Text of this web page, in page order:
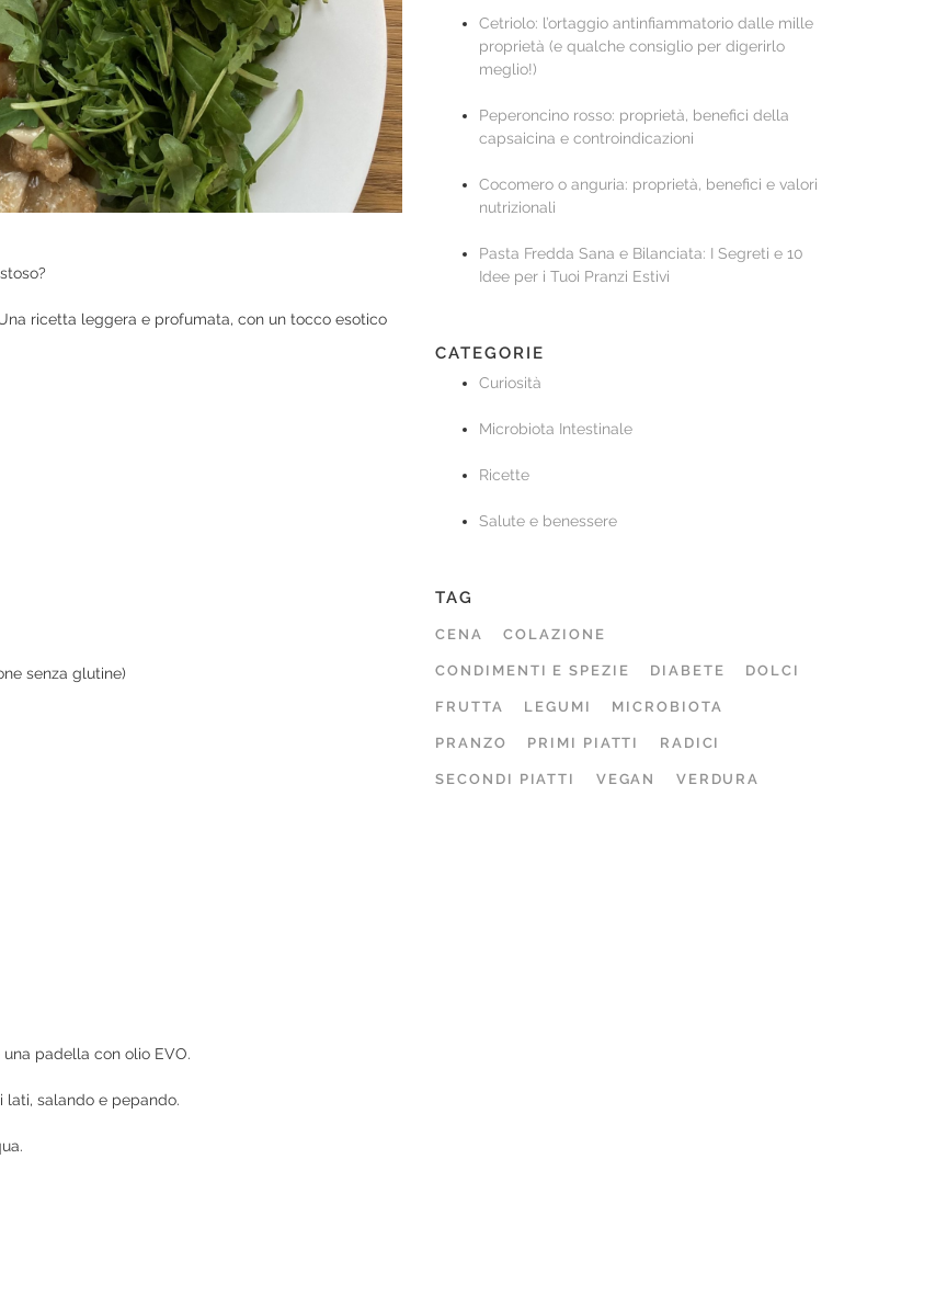
ricetta leggera e profumata, con un tocco esotico
senza glutine)
padella con olio EVO.
salando e pepando.
Cetriolo: l’ortaggio antinfiammatorio dalle mille
proprietà (e qualche consiglio per digerirlo
meglio!)
Peperoncino rosso: proprietà, benefici della
capsaicina e controindicazioni
Cocomero o anguria: proprietà, benefici e valori
nutrizionali
Pasta Fredda Sana e Bilanciata: I Segreti e 10
Idee per i Tuoi Pranzi Estivi
CATEGORIE
Curiosità
Microbiota Intestinale
Ricette
Salute e benessere
TAG
CENA COLAZIONE
CONDIMENTI E SPEZIE DIABETE DOLCI
FRUTTA LEGUMI MICROBIOTA
PRANZO PRIMI PIATTI RADICI
SECONDI PIATTI VEGAN VERDURA